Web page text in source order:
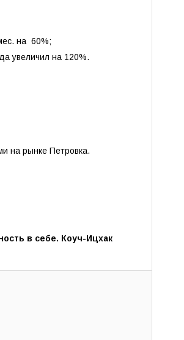
на 60%;
увеличил на 120%.
на рынке Петровка.
в себе. Коуч-Ицхак